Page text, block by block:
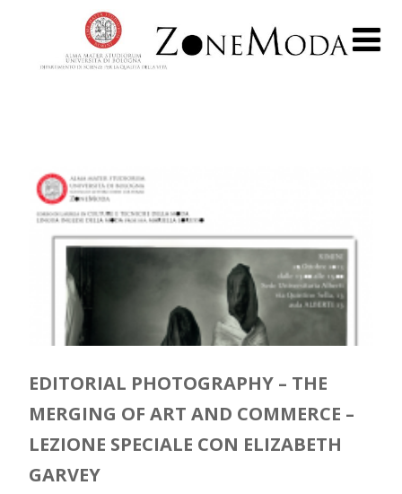
EDITORIAL PHOTOGRAPHY – THE
MERGING OF ART AND COMMERCE –
LEZIONE SPECIALE CON ELIZABETH
GARVEY